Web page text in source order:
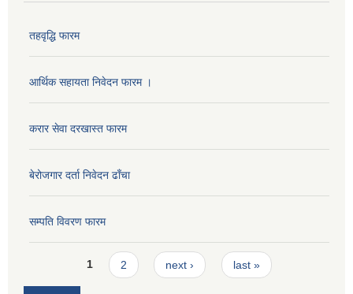
तहवृद्धि फारम
आर्थिक सहायता निवेदन फारम ।
करार सेवा दरखास्त फारम
बेरोजगार दर्ता निवेदन ढाँचा
सम्पति विवरण फारम
Pages1 2 next › last »